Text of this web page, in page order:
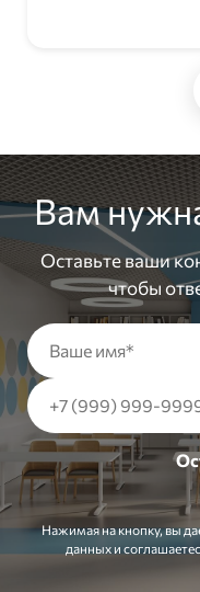
Вам
Оставьте ваши
чтобы
Нажимая на кнопку, вы
данных и